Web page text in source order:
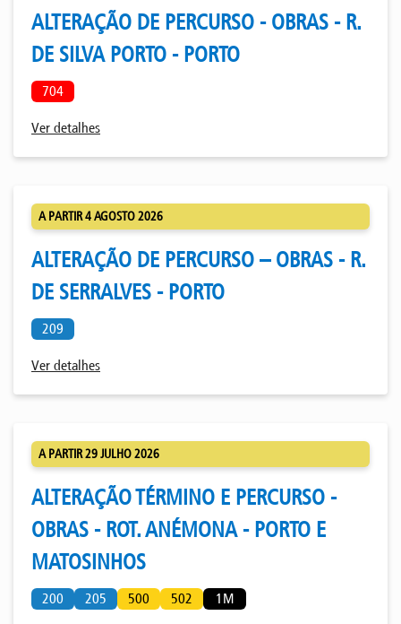
ALTERAÇÃO DE PERCURSO - OBRAS - R.
DE SILVA PORTO - PORTO
704
Ver detalhes
A PARTIR 4 AGOSTO 2026
ALTERAÇÃO DE PERCURSO – OBRAS - R.
DE SERRALVES - PORTO
209
Ver detalhes
A PARTIR 29 JULHO 2026
ALTERAÇÃO TÉRMINO E PERCURSO -
OBRAS - ROT. ANÉMONA - PORTO E
MATOSINHOS
200 205 500 502 1M